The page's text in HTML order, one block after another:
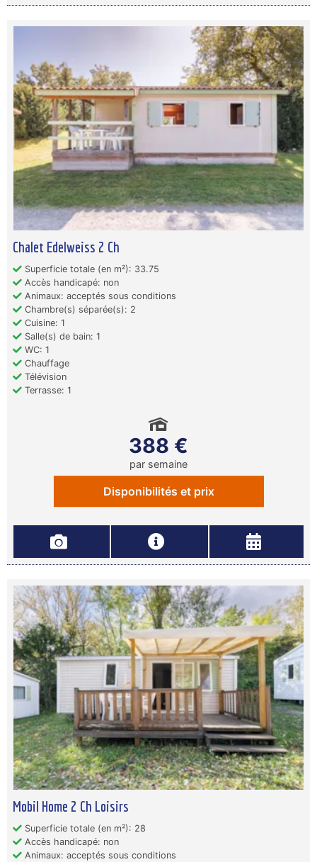
Chalet Edelweiss 2 Ch
Superficie totale (en m²): 33.75
Accès handicapé: non
Animaux: acceptés sous conditions
Chambre(s) séparée(s): 2
Cuisine: 1
Salle(s) de bain: 1
WC: 1
Chauffage
Télévision
Terrasse: 1
388 €
par semaine
Disponibilités et prix
Mobil Home 2 Ch Loisirs
Superficie totale (en m²): 28
Accès handicapé: non
Animaux: acceptés sous conditions